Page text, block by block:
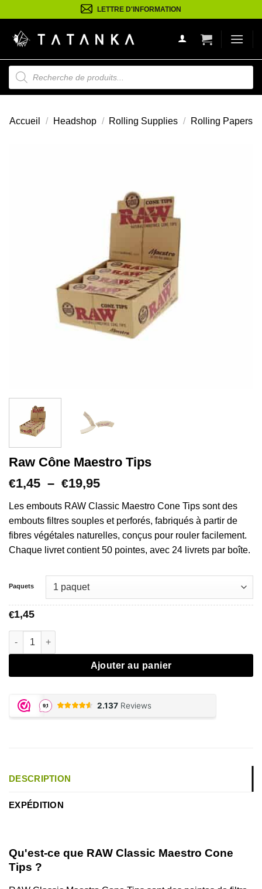
au
contenu
LETTRE D'INFORMATION
Recherche
de
produits
Accueil / Headshop / Rolling Supplies / Rolling Papers
Raw Cône Maestro Tips
€1,45 – €19,95Plage
prix :
€1,45
à
€19,95
Les embouts RAW Classic Maestro Cone Tips sont des
embouts filtres souples et perforés, fabriqués à partir de
fibres végétales naturelles, conçus pour rouler facilement.
Chaque livret contient 50 pointes, avec 24 livrets par boîte.
Paquets
€1,45
Quantité Raw Maestro Cone Tips
Ajouter au panier
DESCRIPTION
EXPÉDITION
Qu'est-ce que RAW Classic Maestro Cone
Tips ?